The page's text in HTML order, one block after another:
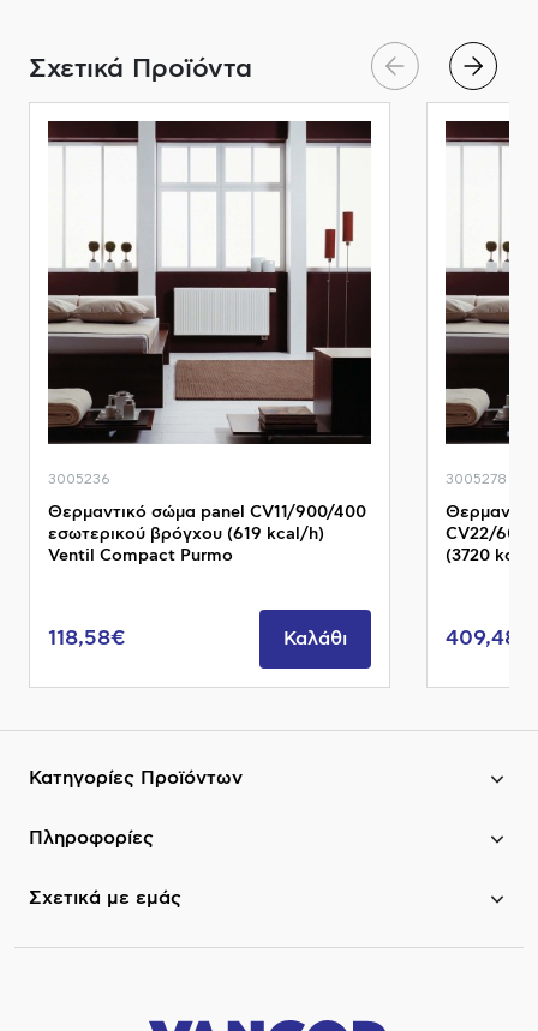
Σχετικά Προϊόντα
3005236
Θερμαντικό σώμα panel CV11/900/400
εσωτερικού βρόγχου (619 kcal/h)
Ventil Compact Purmo
118,58€ Καλάθι
3005278
CV22/600/
(3720
409,48€
Κατηγορίες Προϊόντων
Πληροφορίες
Σχετικά με εμάς